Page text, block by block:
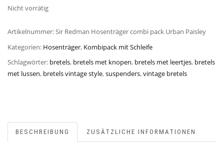
Nicht vorrätig
Artikelnummer:Sir Redman Hosenträger combi pack Urban Paisley
Kategorien: Hosenträger, Kombipack mit Schleife
Schlagwörter: bretels, bretels met knopen, bretels met leertjes, bretels
met lussen, bretels vintage style,suspenders,vintage bretels
BESCHREIBUNG ZUSÄTZLICHE INFORMATIONEN